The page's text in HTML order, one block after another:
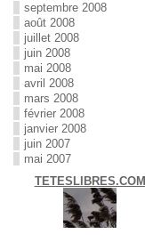
septembre 2008
août 2008
juillet 2008
juin 2008
mai 2008
avril 2008
mars 2008
février 2008
janvier 2008
juin 2007
mai 2007
TETESLIBRES.COM